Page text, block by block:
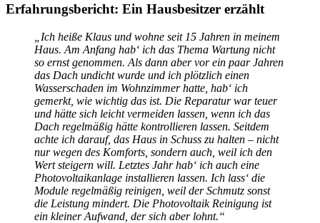
Erfahrungsbericht: Ein Hausbesitzer erzählt
„Ich heiße Klaus und wohne seit 15 Jahren in meinem
Haus. Am Anfang hab‘ ich das Thema Wartung nicht
so ernst genommen. Als dann aber vor ein paar Jahren
das Dach undicht wurde und ich plötzlich einen
Wasserschaden im Wohnzimmer hatte, hab‘ ich
gemerkt, wie wichtig das ist. Die Reparatur war teuer
und hätte sich leicht vermeiden lassen, wenn ich das
Dach regelmäßig hätte kontrollieren lassen. Seitdem
achte ich darauf, das Haus in Schuss zu halten – nicht
nur wegen des Komforts, sondern auch, weil ich den
Wert steigern will. Letztes Jahr hab‘ ich auch eine
Photovoltaikanlage installieren lassen. Ich lass‘ die
Module regelmäßig reinigen, weil der Schmutz sonst
die Leistung mindert. Die Photovoltaik Reinigung ist
ein kleiner Aufwand, der sich aber lohnt.“